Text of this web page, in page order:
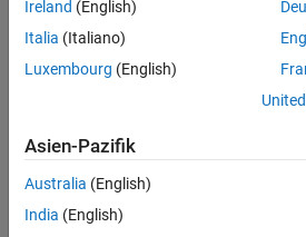
Ireland (English)
Italia (Italiano)
Luxembourg (English)
Asien-Pazifik
Australia (English)
India (English)